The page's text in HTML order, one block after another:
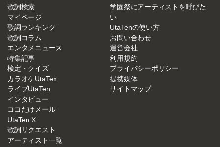
歌詞検索
マイページ
歌詞ランキング
歌詞コラム
エンタメニュース
特集記事
検定・クイズ
カラオケUtaTen
ライブUtaTen
インタビュー
ココだけメール
UtaTen X
歌詞リクエスト
アーティスト一覧
学園祭にアーティストを呼びた
い
UtaTenの使い方
お問い合わせ
運営会社
利用規約
プライバシーポリシー
提携媒体
サイトマップ